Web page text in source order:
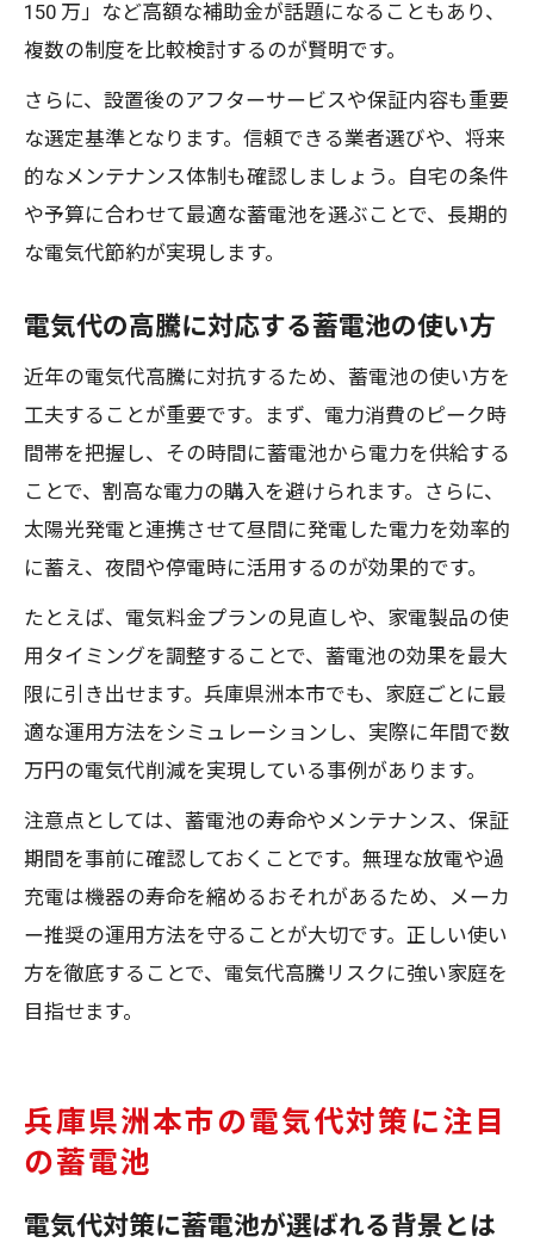
150 万」など高額な補助金が話題になることもあり、
複数の制度を比較検討するのが賢明です。
さらに、設置後のアフターサービスや保証内容も重要
な選定基準となります。信頼できる業者選びや、将来
的なメンテナンス体制も確認しましょう。自宅の条件
や予算に合わせて最適な蓄電池を選ぶことで、長期的
な電気代節約が実現します。
電気代の高騰に対応する蓄電池の使い方
近年の電気代高騰に対抗するため、蓄電池の使い方を
工夫することが重要です。まず、電力消費のピーク時
間帯を把握し、その時間に蓄電池から電力を供給する
ことで、割高な電力の購入を避けられます。さらに、
太陽光発電と連携させて昼間に発電した電力を効率的
に蓄え、夜間や停電時に活用するのが効果的です。
たとえば、電気料金プランの見直しや、家電製品の使
用タイミングを調整することで、蓄電池の効果を最大
限に引き出せます。兵庫県洲本市でも、家庭ごとに最
適な運用方法をシミュレーションし、実際に年間で数
万円の電気代削減を実現している事例があります。
注意点としては、蓄電池の寿命やメンテナンス、保証
期間を事前に確認しておくことです。無理な放電や過
充電は機器の寿命を縮めるおそれがあるため、メーカ
ー推奨の運用方法を守ることが大切です。正しい使い
方を徹底することで、電気代高騰リスクに強い家庭を
目指せます。
兵庫県洲本市の電気代対策に注目
の蓄電池
電気代対策に蓄電池が選ばれる背景とは